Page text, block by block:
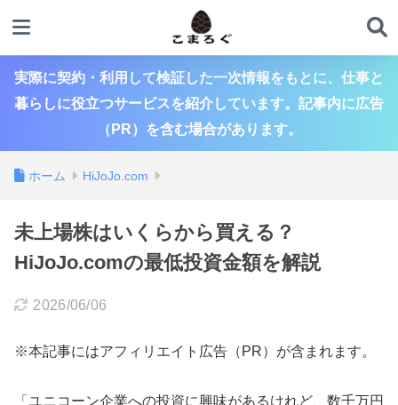
実際に契約・利用して検証した一次情報をもとに、仕事と
暮らしに役立つサービスを紹介しています。記事内に広告
（PR）を含む場合があります。
ホーム HiJoJo.com
未上場株はいくらから買える？
HiJoJo.comの最低投資金額を解説
2026/06/06
※本記事にはアフィリエイト広告（PR）が含まれます。
「ユニコーン企業への投資に興味があるけれど、数千万円